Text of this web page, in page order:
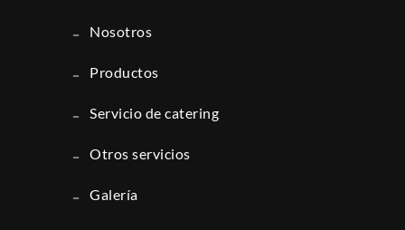
nosotros
productos
servicio de catering
otros servicios
galería